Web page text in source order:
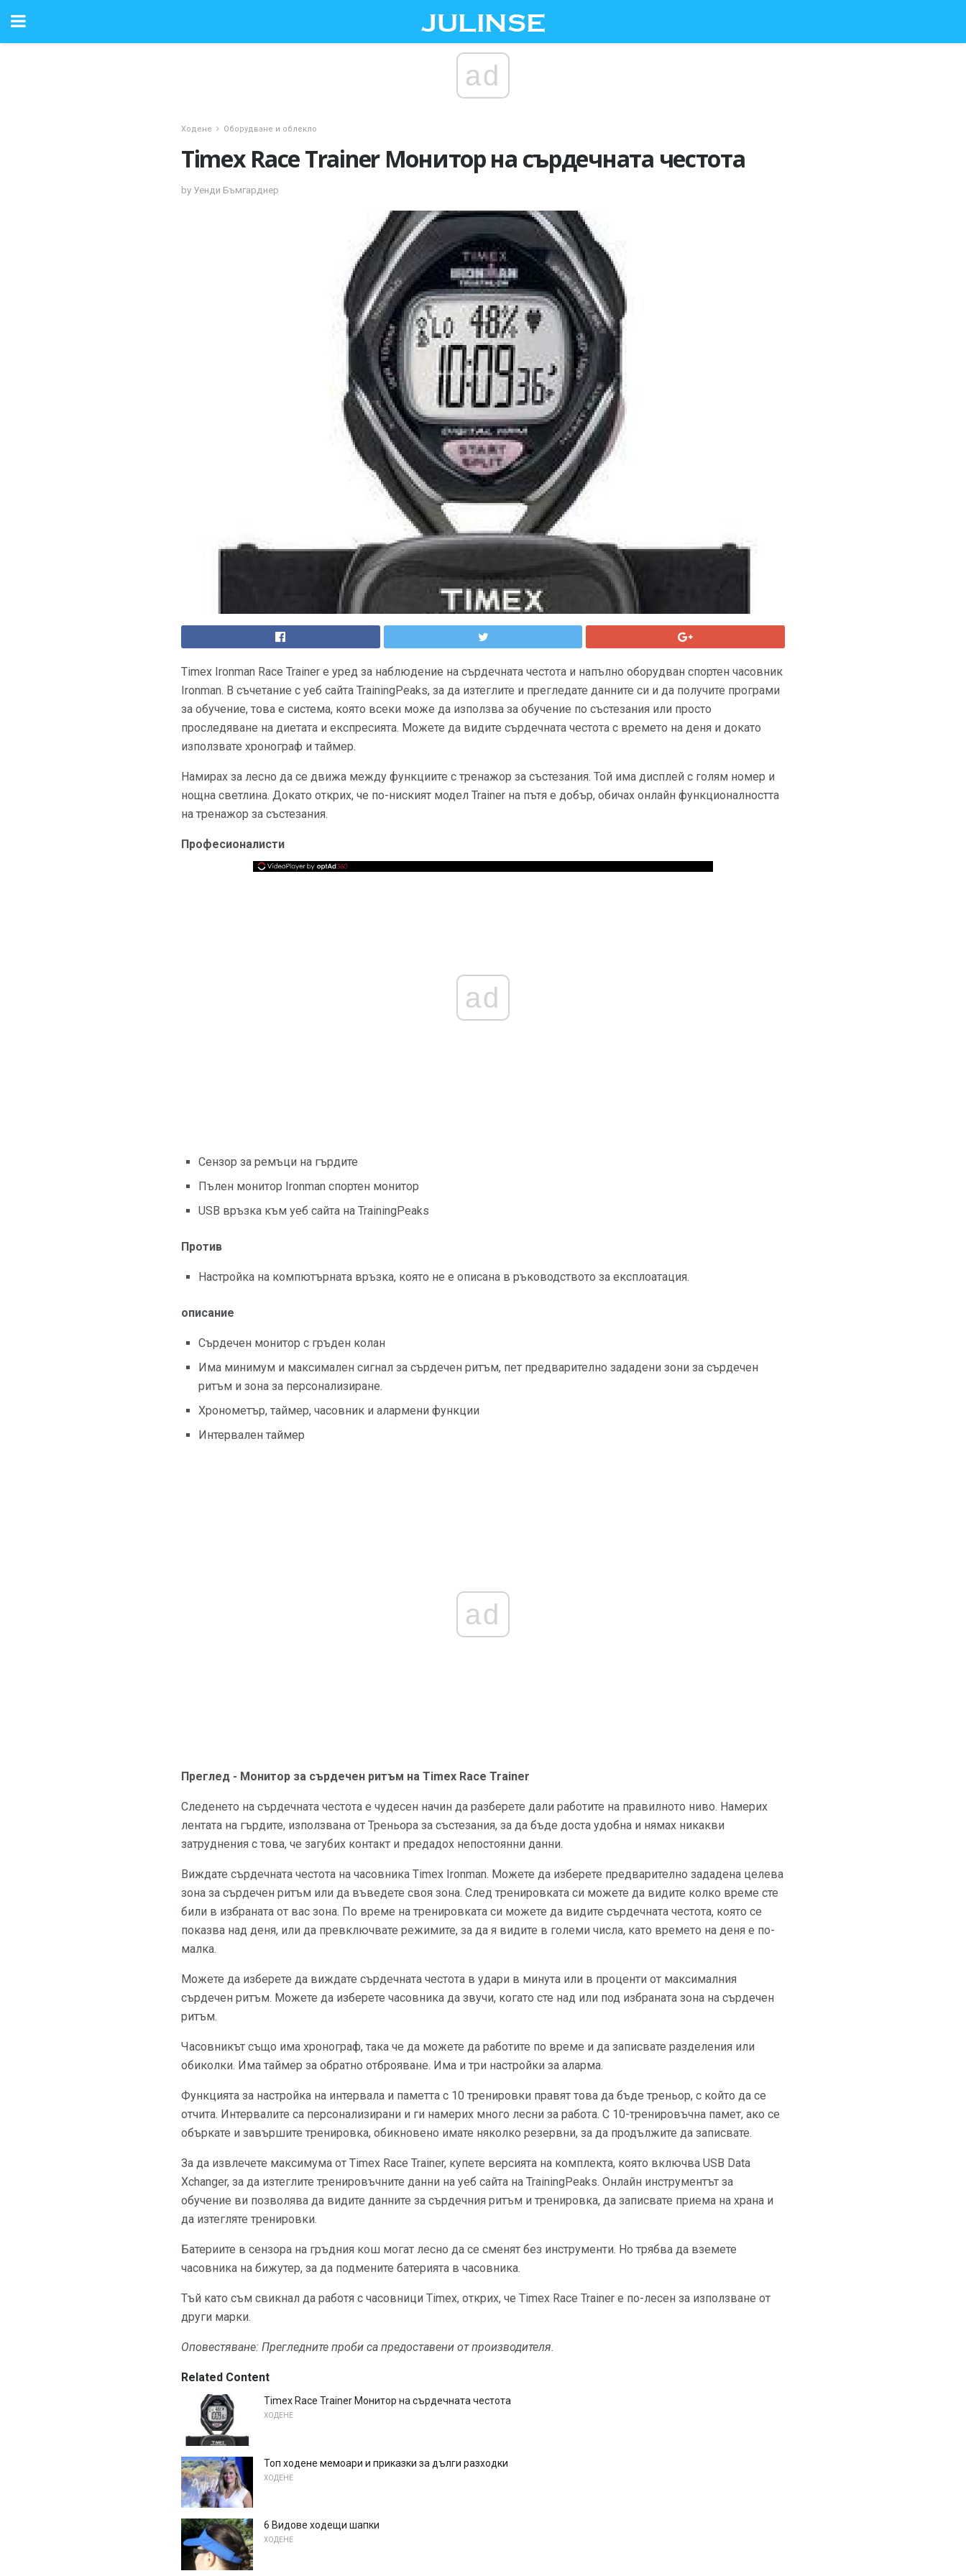
ad
Ходене Оборудване и облекло
Timex Race Trainer Монитор на сърдечната честота
by Уенди Бъмгарднер
Timex Ironman Race Trainer е уред за наблюдение на сърдечната честота и напълно оборудван спортен часовник
Ironman. В съчетание с уеб сайта TrainingPeaks, за да изтеглите и прегледате данните си и да получите програми
за обучение, това е система, която всеки може да използва за обучение по състезания или просто
проследяване на диетата и експресията. Можете да видите сърдечната честота с времето на деня и докато
използвате хронограф и таймер.
Намирах за лесно да се движа между функциите с тренажор за състезания. Той има дисплей с голям номер и
нощна светлина. Докато открих, че по-ниският модел Trainer на пътя е добър, обичах онлайн функционалността
на тренажор за състезания.
Професионалисти
ad
Сензор за ремъци на гърдите
Пълен монитор Ironman спортен монитор
USB връзка към уеб сайта на TrainingPeaks
Против
Настройка на компютърната връзка, която не е описана в ръководството за експлоатация.
описание
Сърдечен монитор с гръден колан
Има минимум и максимален сигнал за сърдечен ритъм, пет предварително зададени зони за сърдечен
ритъм и зона за персонализиране.
Хронометър, таймер, часовник и алармени функции
Интервален таймер
ad
Преглед - Монитор за сърдечен ритъм на Timex Race Trainer
Следенето на сърдечната честота е чудесен начин да разберете дали работите на правилното ниво. Намерих
лентата на гърдите, използвана от Треньора за състезания, за да бъде доста удобна и нямах никакви
затруднения с това, че загубих контакт и предадох непостоянни данни.
Виждате сърдечната честота на часовника Timex Ironman. Можете да изберете предварително зададена целева
зона за сърдечен ритъм или да въведете своя зона. След тренировката си можете да видите колко време сте
били в избраната от вас зона. По време на тренировката си можете да видите сърдечната честота, която се
показва над деня, или да превключвате режимите, за да я видите в големи числа, като времето на деня е по-
малка.
Можете да изберете да виждате сърдечната честота в удари в минута или в проценти от максималния
сърдечен ритъм. Можете да изберете часовника да звучи, когато сте над или под избраната зона на сърдечен
ритъм.
Часовникът също има хронограф, така че да можете да работите по време и да записвате разделения или
обиколки. Има таймер за обратно отброяване. Има и три настройки за аларма.
Функцията за настройка на интервала и паметта с 10 тренировки правят това да бъде треньор, с който да се
отчита. Интервалите са персонализирани и ги намерих много лесни за работа. С 10-тренировъчна памет, ако се
объркате и завършите тренировка, обикновено имате няколко резервни, за да продължите да записвате.
За да извлечете максимума от Timex Race Trainer, купете версията на комплекта, която включва USB Data
Xchanger, за да изтеглите тренировъчните данни на уеб сайта на TrainingPeaks. Онлайн инструментът за
обучение ви позволява да видите данните за сърдечния ритъм и тренировка, да записвате приема на храна и
да изтегляте тренировки.
Батериите в сензора на гръдния кош могат лесно да се сменят без инструменти. Но трябва да вземете
часовника на бижутер, за да подмените батерията в часовника.
Тъй като съм свикнал да работя с часовници Timex, открих, че Timex Race Trainer е по-лесен за използване от
други марки.
Оповестяване: Прегледните проби са предоставени от производителя.
Related Content
Timex Race Trainer Монитор на сърдечната честота
ХОДЕНЕ
Топ ходене мемоари и приказки за дълги разходки
ХОДЕНЕ
6 Видове ходещи шапки
ХОДЕНЕ